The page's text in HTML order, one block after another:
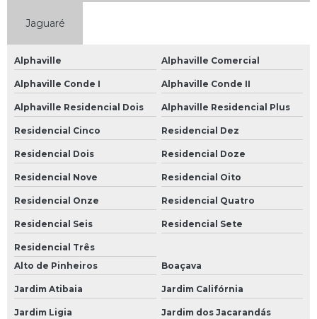
Bateria Moto 6a
Bateria Moto 6ah
Bateria Moto 7 Amperes
Bateria Moto 8ah
Bateria Moto Heliar
Bateria Moura de Moto
Bateria Moura para Moto
Bateria para Moto Moura
Baterias Moura
Bateria de Carro Moura
Jaguaré
Alphaville Alphaville Comercial
Alphaville Conde I Alphaville Conde II
Alphaville Residencial Dois Alphaville Residencial Plus
Residencial Cinco Residencial Dez
Residencial Dois Residencial Doze
Residencial Nove Residencial Oito
Residencial Onze Residencial Quatro
Residencial Seis Residencial Sete
Residencial Três
Alto de Pinheiros
Boaçava
Jardim Atibaia Jardim Califórnia
Jardim Ligia Jardim dos Jacarandás